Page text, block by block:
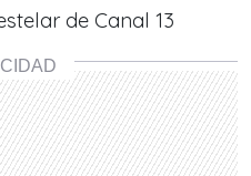
de Canal 13